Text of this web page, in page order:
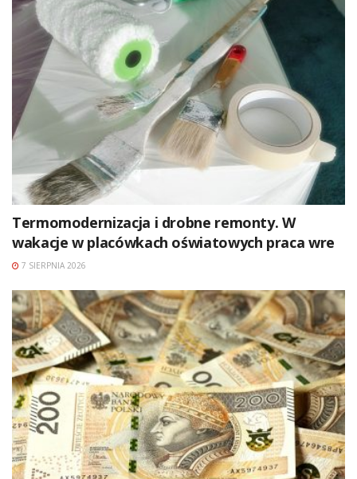
Termomodernizacja i drobne remonty. W
wakacje w placówkach oświatowych praca wre
7 SIERPNIA 2026